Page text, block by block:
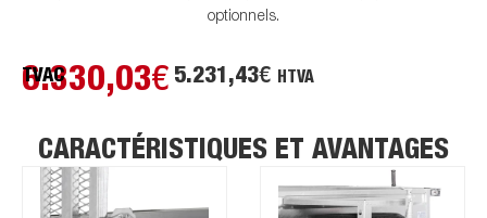
optionnels.
6.330,03€
TVAC 5.231,43€ HTVA
CARACTÉRISTIQUES ET AVANTAGES